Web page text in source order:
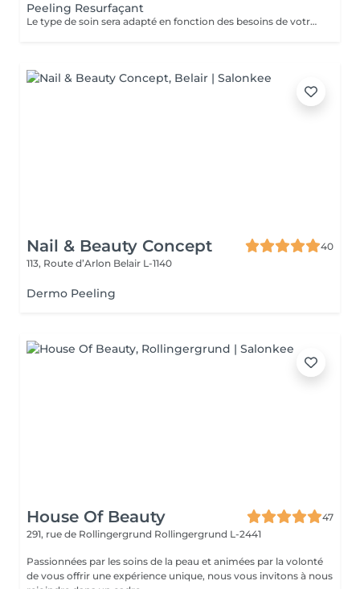
Peeling Resurfaçant
Le type de soin sera adapté en fonction des besoins de votre peau
Nail & Beauty Concept
40
113, Route d’Arlon Belair L-1140
Dermo Peeling
House Of Beauty
47
291, rue de Rollingergrund Rollingergrund L-2441
Passionnées par les soins de la peau et animées par la volonté
de vous offrir une expérience unique, nous vous invitons à nous